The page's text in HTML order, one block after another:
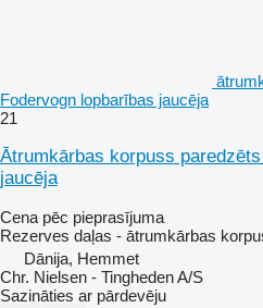
Fodervogn lopbarības jaucēja
21
Ātrumkārbas korpuss
jaucēja
Cena pēc pieprasījuma
Rezerves daļas - ātrumkārbas
Dānija, Hemmet
Chr. Nielsen - Tingheden A/S
Sazināties ar pārdevēju